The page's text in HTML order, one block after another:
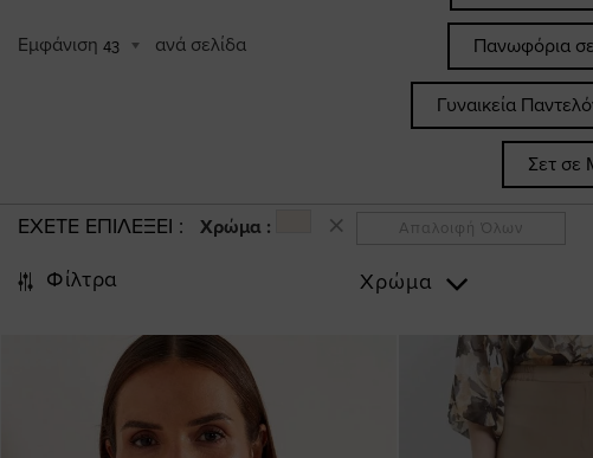
Εμφάνιση 43 ανά σελίδα Πανωφόρια
Γυναικεία
Σετ σε
ΕΧΕΤΕ ΕΠΙΛΕΞΕΙ Χρώμα : Απαλοιφή Όλων
Φίλτρα Χρώμα